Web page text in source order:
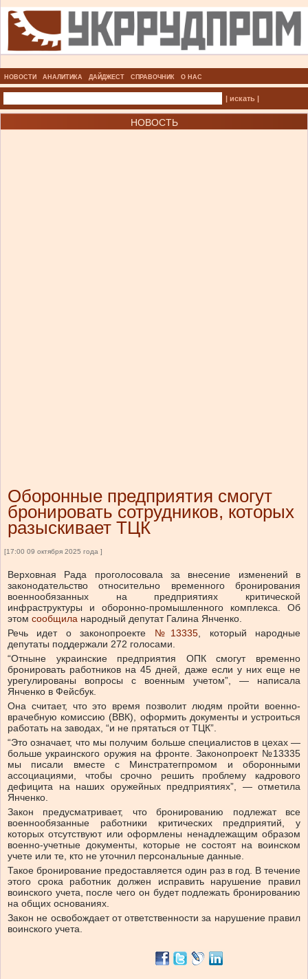
НОВОСТИ АНАЛИТИКА ДАЙДЖЕСТ СПРАВОЧНИК О НАС
| искать |
НОВОСТЬ
Оборонные предприятия смогут
бронировать сотрудников, которых
разыскивает ТЦК
[17:00 09 октября 2025 года ]
Верховная Рада проголосовала за внесение изменений в
законодательство относительно временного бронирования
военнообязанных на предприятиях критической
инфраструктуры и оборонно-промышленного комплекса.
Об
этом сообщила народный депутат Галина Янченко.
Речь идет о законопроекте
№13335, который народные
депутаты поддержали 272 голосами.
“Отныне украинские предприятия ОПК смогут временно
бронировать работников на 45 дней, даже если у них еще не
урегулированы вопросы с военным учетом”, — написала
Янченко в Фейсбук.
Она считает, что это время позволит людям пройти военно-
врачебную комиссию (ВВК), оформить документы и устроиться
работать на заводах, “и не прятаться от ТЦК”.
“Это означает, что мы получим больше специалистов в цехах —
больше украинского оружия на фронте. Законопроект №13335
мы писали вместе с Минстратегпромом и оборонными
ассоциациями, чтобы срочно решить проблему кадрового
дефицита на наших оружейных предприятиях”, — отметила
Янченко.
Закон предусматривает, что бронированию подлежат все
военнообязанные работники критических предприятий, у
которых отсутствуют или оформлены ненадлежащим образом
военно-учетные документы, которые не состоят на воинском
учете или те, кто не уточнил персональные данные.
Такое бронирование предоставляется один раз в год. В течение
этого срока работник должен исправить нарушение правил
воинского учета, после чего он будет подлежать бронированию
на общих основаниях.
Закон не освобождает от ответственности за нарушение правил
воинского учета.